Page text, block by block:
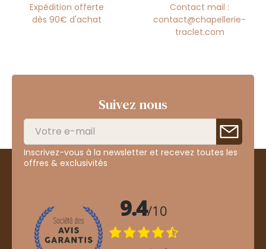
Expédition offerte
dès 90€ d'achat
Contact mail :
contact@chapellerie-
traclet.com
Suivez nous
Inscrivez-vous à la newsletter et recevez toutes les
offres & exclusivités